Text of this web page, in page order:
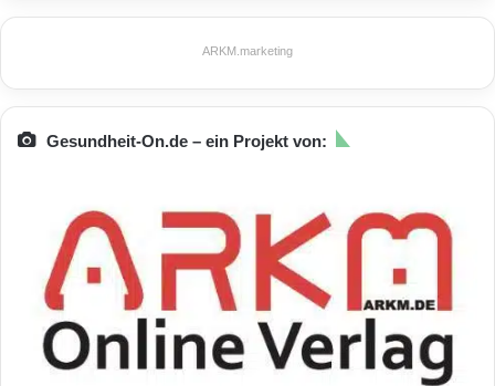
ARKM.marketing
Gesundheit-On.de – ein Projekt von: